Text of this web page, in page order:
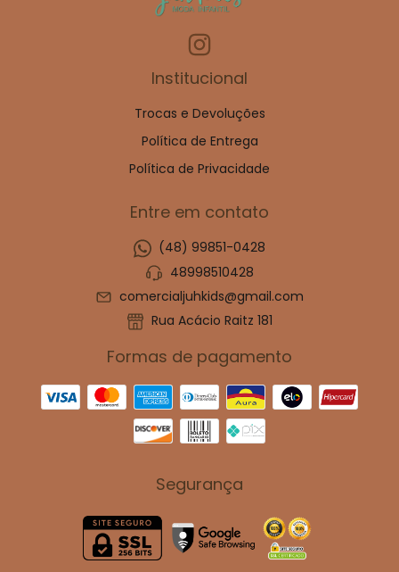
Institucional
Trocas e Devoluções
Política de Entrega
Política de Privacidade
Entre em contato
(48) 99851-0428
48998510428
comercialjuhkids@gmail.com
Rua Acácio Raitz 181
Formas de pagamento
Segurança